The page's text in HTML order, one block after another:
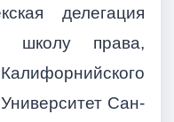
делегация
школу права,
Сан-